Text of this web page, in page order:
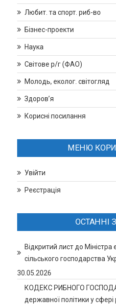
Любит. та спорт. риб-во
Бізнес-проекти
Наука
Світове р/г (ФАО)
Молодь, еколог. світогляд
Здоров’я
Корисні посилання
МЕНЮ
Увійти
Реєстрація
ОСТАННІ
Відкритий лист до Міністра
сільського господарства
30.05.2026
КОДЕКС РИБНОГО
державної політики у